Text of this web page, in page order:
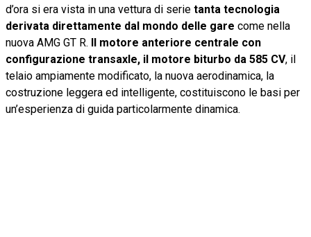
d’ora si era vista in una vettura di serie tanta tecnologia
derivata direttamente dal mondo delle gare come nella
nuova AMG GT R. Il motore anteriore centrale con
configurazione transaxle, il motore biturbo da 585 CV, il
telaio ampiamente modificato, la nuova aerodinamica, la
costruzione leggera ed intelligente, costituiscono le basi per
un’esperienza di guida particolarmente dinamica.